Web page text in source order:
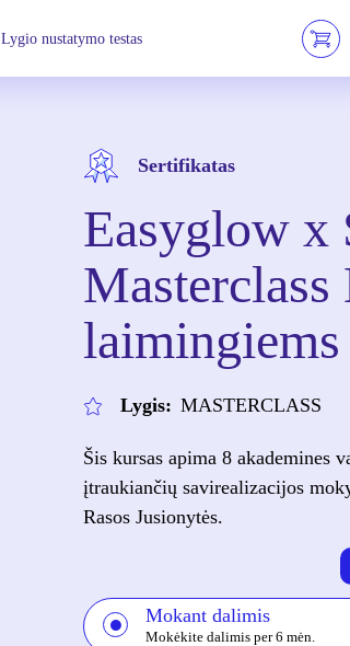
Lygio nustatymo testas
Sertifikatas
Easyglow x
laimingiems
Lygis: MASTERCLASS
Šis kursas apima 8 akademines
įtraukiančių savirealizacijos
Rasos Jusionytės.
Mokant dalimis
Mokėkite dalimis per 6 mėn.